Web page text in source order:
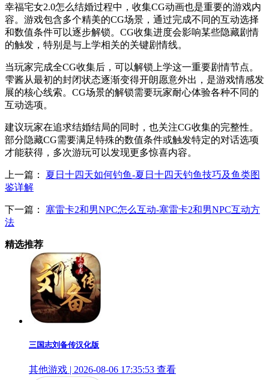
幸福宅女2.0怎么结婚过程中，收集CG动画也是重要的游戏内
容。游戏包含多个精美的CG场景，通过完成不同的互动选择
和数值条件可以逐步解锁。CG收集进度会影响某些隐藏剧情
的触发，特别是与上学相关的关键剧情线。
当玩家完成全CG收集后，可以解锁上学这一重要剧情节点。
雫酱从最初的封闭状态逐渐变得开朗愿意外出，是游戏情感发
展的核心线索。CG场景的解锁需要玩家耐心体验各种不同的
互动选项。
建议玩家在追求结婚结局的同时，也关注CG收集的完整性。
部分隐藏CG需要满足特殊的数值条件或触发特定的对话选项
才能获得，多次游玩可以发现更多惊喜内容。
上一篇：
夏日十四天如何钓鱼-夏日十四天钓鱼技巧及鱼类图
鉴详解
下一篇：
塞雷卡2和男NPC怎么互动-塞雷卡2和男NPC互动方
法
精选推荐
三国志刘备传汉化版
其他游戏 | 2026-08-06 17:35:53 查看